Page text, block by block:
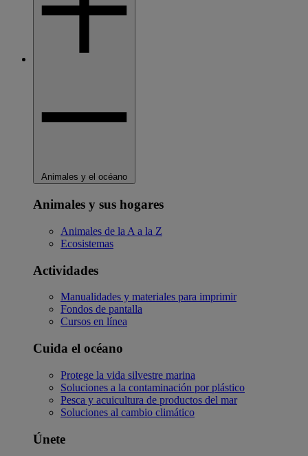
Animales y el océano
Animales y sus hogares
Animales de la A a la Z
Ecosistemas
Actividades
Manualidades y materiales para imprimir
Fondos de pantalla
Cursos en línea
Cuida el océano
Protege la vida silvestre marina
Soluciones a la contaminación por plástico
Pesca y acuicultura de productos del mar
Soluciones al cambio climático
Únete